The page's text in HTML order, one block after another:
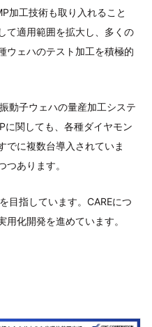
加工技術も取り入れること
て適用範囲を拡大し、多くの
ウェハのテスト加工を積極的
動子ウェハの量産加工システ
に関しても、各種ダイヤモン
でに複数台導入されていま
あります。
目指しています。CAREにつ
化開発を進めています。